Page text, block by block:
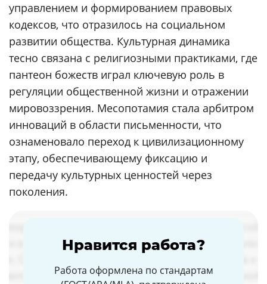
управлением и формированием правовых
кодексов, что отразилось на социальном
развитии общества. Культурная динамика
тесно связана с религиозными практиками, где
пантеон божеств играл ключевую роль в
регуляции общественной жизни и отражении
мировоззрения. Месопотамия стала арбитром
инноваций в области письменности, что
ознаменовало переход к цивилизационному
этапу, обеспечивающему фиксацию и
передачу культурных ценностей через
поколения.
Нравится работа?
Работа оформлена по стандартам